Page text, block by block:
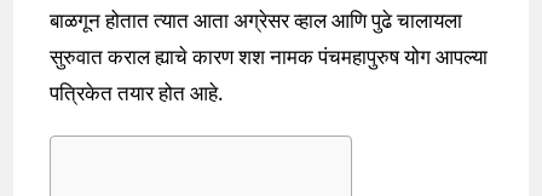
बाळगून होतात त्यात आता अग्रेसर व्हाल आणि पुढे चालायला
सुरुवात कराल ह्याचे कारण शश नामक पंचमहापुरुष योग आपल्या
पत्रिकेत तयार होत आहे.